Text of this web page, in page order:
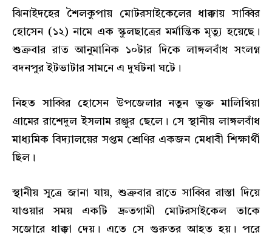
ঝিনাইদহের শৈলকুপায় মোটরসাইকেলের ধাক্কায় সাব্বির
হোসেন (১২) নামে এক স্কুলছাত্রের মর্মান্তিক মৃত্যু হয়েছে।
শুক্রবার রাত আনুমানিক ১০টার দিকে লাঙ্গলবাঁধ সংলগ্ন
বদনপুর ইটভাটার সামনে এ দুর্ঘটনা ঘটে।
নিহত সাব্বির হোসেন উপজেলার নতুন ভুক্ত মালিথিয়া
গ্রামের রাশেদুল ইসলাম রঞ্জুর ছেলে। সে স্থানীয় লাঙ্গলবাঁধ
মাধ্যমিক বিদ্যালয়ের সপ্তম শ্রেণির একজন মেধাবী শিক্ষার্থী
ছিল।
স্থানীয় সূত্রে জানা যায়, শুক্রবার রাতে সাব্বির রাস্তা দিয়ে
যাওয়ার সময় একটি দ্রুতগামী মোটরসাইকেল তাকে
সজোরে ধাক্কা দেয়। এতে সে গুরুতর আহত হয়। পরে